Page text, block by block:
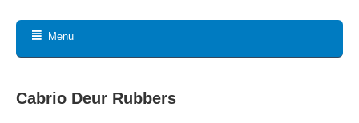
Menu
Cabrio Deur Rubbers